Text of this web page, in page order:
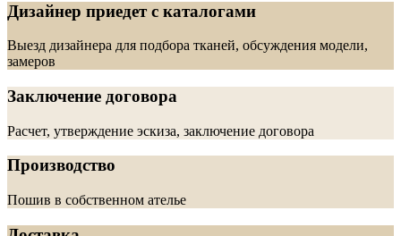
Дизайнер приедет с каталогами
Выезд дизайнера для подбора тканей, обсуждения модели,
замеров
Заключение договора
Расчет, утверждение эскиза, заключение договора
Производство
Пошив в собственном ателье